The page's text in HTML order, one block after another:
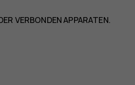
VERBONDEN APPARATEN.